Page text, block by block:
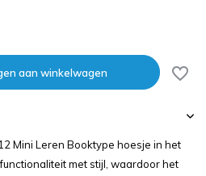
aan winkelwagen
Mini Leren Booktype hoesje in het
met stijl, waardoor het